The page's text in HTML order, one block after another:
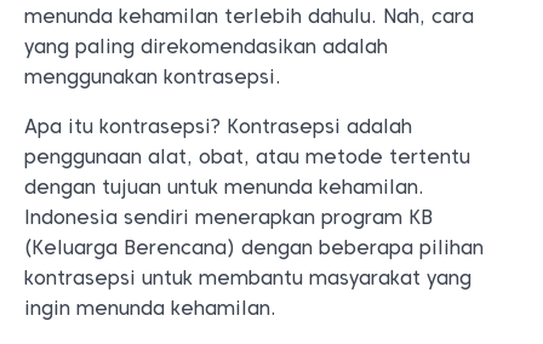
menunda kehamilan terlebih dahulu. Nah, cara
yang paling direkomendasikan adalah
menggunakan kontrasepsi.
Apa itu kontrasepsi? Kontrasepsi adalah
penggunaan alat, obat, atau metode tertentu
dengan tujuan untuk menunda kehamilan.
Indonesia sendiri menerapkan program KB
(Keluarga Berencana) dengan beberapa pilihan
kontrasepsi untuk membantu masyarakat yang
ingin menunda kehamilan.